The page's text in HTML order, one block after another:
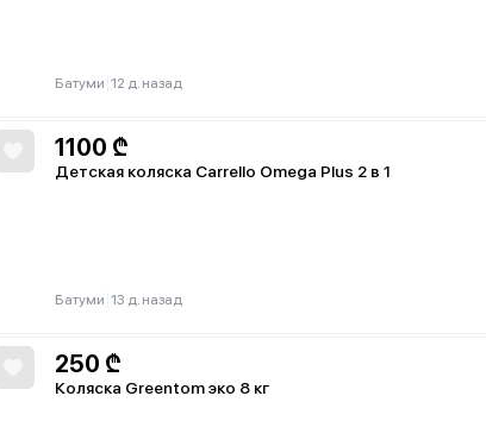
Батуми 12 д. назад
1100 ₾
Детская коляска Carrello Omega Plus 2 в 1
Батуми 13 д. назад
250 ₾
Коляска Greentom эко 8 кг